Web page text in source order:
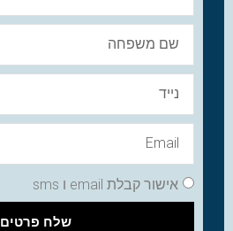
אישור קבלת email ו sms
שלח פרטים